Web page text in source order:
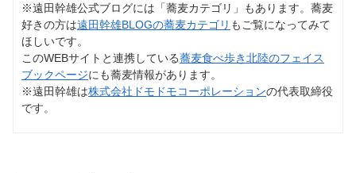
※遠田幹雄公式ブログには「蕎麦カテゴリ」もあります。蕎麦
好きの方は遠田幹雄BLOGの蕎麦カテゴリ もご覧になってみて
ほしいです。
このWEBサイトと連携している蕎麦食べ歩き北陸のフェイス
ブックページにも蕎麦情報があります。
※遠田幹雄は株式会社ドモドモコーポレーションの代表取締役
です。